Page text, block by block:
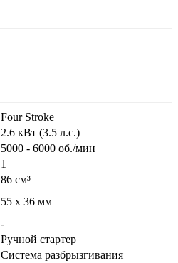
Four Stroke
2.6 кВт (3.5 л.с.)
5000 - 6000 об./мин
1
86 см³
55 x 36 мм
-
Ручной стартер
Cистема разбрызгивания